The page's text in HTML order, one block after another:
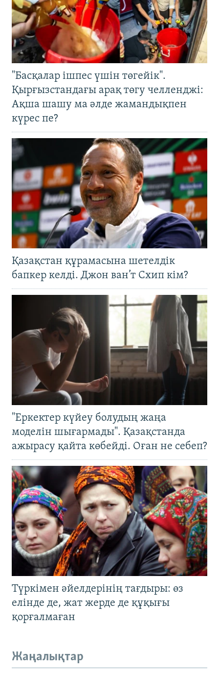
"Басқалар ішпес үшін төгейік".
Қырғызстандағы арақ төгу челленджі:
Ақша шашу ма әлде жамандықпен
күрес пе?
Қазақстан құрамасына шетелдік
бапкер келді. Джон ван’т Схип кім?
"Еркектер күйеу болудың жаңа
моделін шығармады". Қазақстанда
ажырасу қайта көбейді. Оған не себеп?
Түркімен әйелдерінің тағдыры: өз
елінде де, жат жерде де құқығы
қорғалмаған
Жаңалықтар